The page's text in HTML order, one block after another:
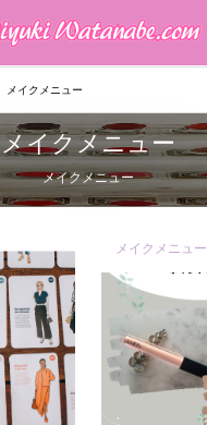
メイクメニュー
メイクメニュー
メイクメニュー
メイクメニュー